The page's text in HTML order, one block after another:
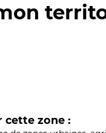
cette zone :